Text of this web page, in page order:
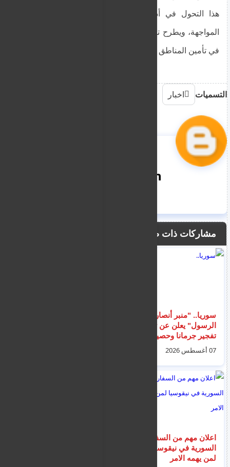
هذا التحول في أدوات القتال تصاعدًا في مستوى
المواجهة، ويطرح تحديات جديدة أمام القوات النظامية
في تأمين المناطق الحيوية داخل جنوب كردفان.
التسميات اخبار
nooreddin
مشاركات ذات صلة
سوريا.. "منبر أنصار
الرسول" يعلن عن تبني
تفجير جرمانا وحصيلة
بين قتيل وجريح
07 أغسطس 2026
اعلان مهم من السفارة
السورية في نيقوسيا
لمن يهمه الامر